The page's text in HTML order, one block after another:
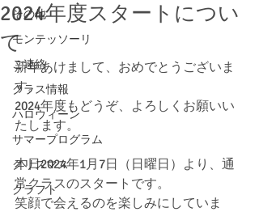
その他
モンテッソーリ
ご連絡
クラス情報
ハロウィーン
サマープログラム
クリスマス
クラフト
2024年度スタートについ
て
新年あけまして、おめでとうございま
す。
2024年度もどうぞ、よろしくお願いい
たします。
本日2024年1月7日（日曜日）より、通
常クラスのスタートです。
笑顔で会えるのを楽しみにしていま